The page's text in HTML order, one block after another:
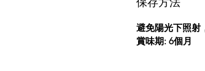
避免陽光下照射
賞味期: 6個月